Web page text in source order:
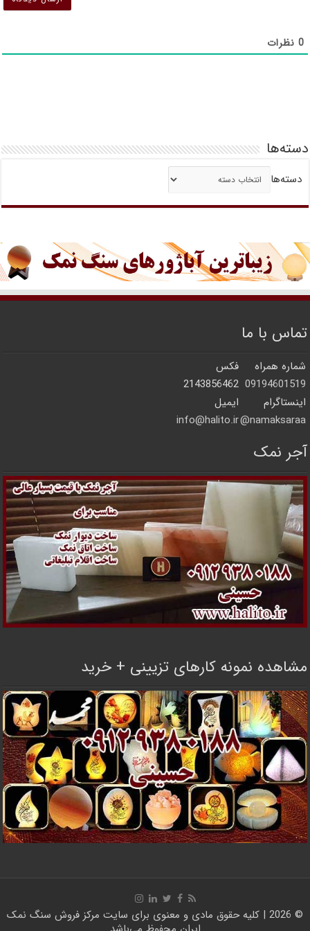
0 نظرات
دسته‌ها
دسته‌ها
تماس با ما
شماره همراه
فکس
09194601519
2143856462
اینستاگرام
ایمیل
namaksaraa@
info@halito.ir
آجر نمک
مشاهده نمونه کارهای تزیینی + خرید
© 2026 | کلیه حقوق مادی و معنوی برای سایت
مرکز فروش سنگ نمک